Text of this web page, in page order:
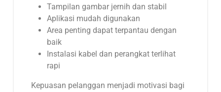
Tampilan gambar jernih dan stabil
Aplikasi mudah digunakan
Area penting dapat terpantau dengan
baik
Instalasi kabel dan perangkat terlihat
rapi
Kepuasan pelanggan menjadi motivasi bagi